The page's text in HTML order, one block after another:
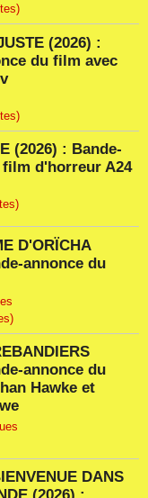
(2026) :
du film avec
(2026) : Bande-
film d'horreur A24
D'ORÏCHA
annonce du
annonce du
Hawke et
DANS